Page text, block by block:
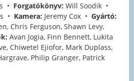
• Forgatókönyv: Will Soodik •
• Kamera: Jeremy Cox • Gyártó:
Chris Ferguson, Shawn Levy,
Avan Jogia, Finn Bennett, Lukita
Chiwetel Ejiofor, Mark Duplass,
Philip Granger, Patrick